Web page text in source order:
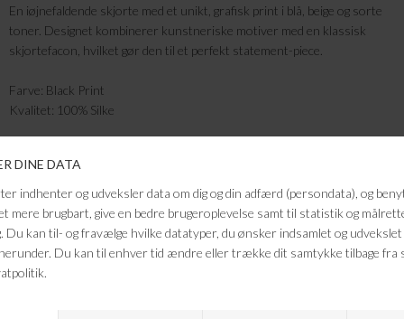
En iøjnefaldende skjorte med et unikt, grafisk print i blå, beige og sorte
toner. Designet kombinerer kunstneriske motiver med en klassisk
skjortefacon, hvilket gør den til et perfekt statement-piece.
Farve: Black Print
Kvalitet: 100% Silke
VED KØB OVER 500,-
14 DAGES RETURRET
KUNDESERVICE
+46 86 60 21 22